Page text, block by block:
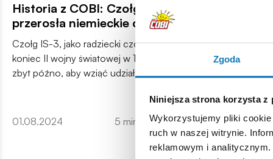
Zgoda
Niniejsza strona korzysta z
Wykorzystujemy pliki
ruch w naszej witrynie.
reklamowym i
Historia z COBI: Czołg IS-3 – siła, która
przerosła niemieckie czołgi ciężkie
Czołg IS-3, jako radziecki czołg ciężki, zadebiutował pod
koniec II wojny światowej w 1945 roku. Chociaż pojawił się
zbyt późno, aby wziąć udział w bezpośrednich działaniach
zimnowojennego wyścigu zbrojeń oraz jako symbol
radzieckiej potęgi wojskowej.
01.08.2024 5 minut czytania Więcej